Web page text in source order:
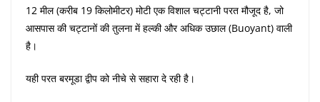
12 मील (करीब 19 किलोमीटर) मोटी एक विशाल चट्टानी परत मौजूद है, जो
आसपास की चट्टानों की तुलना में हल्की और अधिक उछाल (Buoyant) वाली
है।
यही परत बरमूडा द्वीप को नीचे से सहारा दे रही है।